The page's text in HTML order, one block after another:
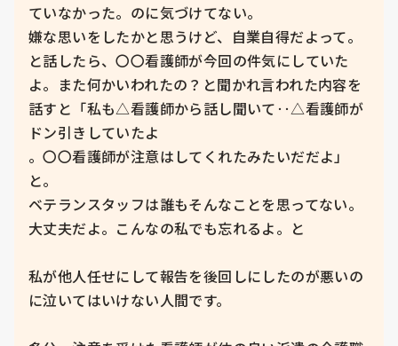
ていなかった。のに気づけてない。
嫌な思いをしたかと思うけど、自業自得だよって。
と話したら、〇〇看護師が今回の件気にしていた
よ。また何かいわれたの？と聞かれ言われた内容を
話すと「私も△看護師から話し聞いて‥△看護師が
ドン引きしていたよ
。〇〇看護師が注意はしてくれたみたいだだよ」
と。
ベテランスタッフは誰もそんなことを思ってない。
大丈夫だよ。こんなの私でも忘れるよ。と
私が他人任せにして報告を後回しにしたのが悪いの
に泣いてはいけない人間です。